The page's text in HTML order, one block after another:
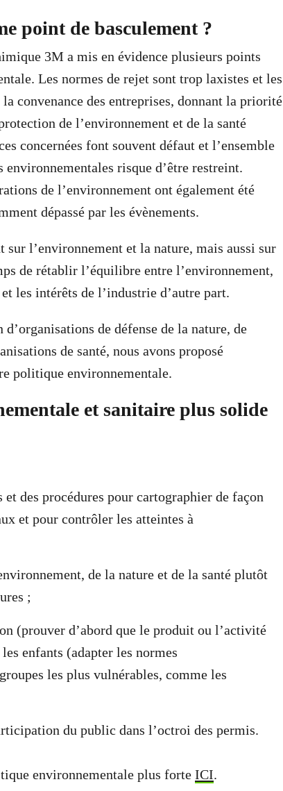
point de basculement ?
3M a mis en évidence plusieurs points
Les normes de rejet sont trop laxistes et les
convenance des entreprises, donnant la priorité
de l’environnement et de la santé
concernées font souvent défaut et l’ensemble
environnementales risque d’être restreint.
de l’environnement ont également été
dépassé par les évènements.
sur l’environnement et la nature, mais aussi sur
de rétablir l’équilibre entre l’environnement,
les intérêts de l’industrie d’autre part.
de défense de la nature, de
de santé, nous avons proposé
politique environnementale.
et sanitaire plus solide
des procédures pour cartographier de façon
et pour contrôler les atteintes à
de la nature et de la santé plutôt
;
(prouver d’abord que le produit ou l’activité
enfants (adapter les normes
les plus vulnérables, comme les
du public dans l’octroi des permis.
environnementale plus forte ICI.